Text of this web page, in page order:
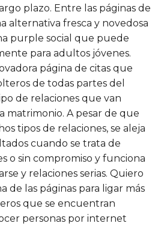
plazo. Entre las páginas de
alternativa fresca y novedosa
purple social que puede
para adultos jóvenes.
página de citas que
de todas partes del
de relaciones que van
matrimonio. A pesar de que
tipos de relaciones, se aleja
cuando se trata de
o sin compromiso y funciona
y relaciones serias. Quiero
de las páginas para ligar más
que se encuentran
personas por internet